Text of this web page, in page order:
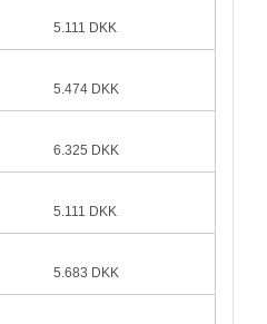
5.111 DKK
5.474 DKK
6.325 DKK
5.111 DKK
5.683 DKK